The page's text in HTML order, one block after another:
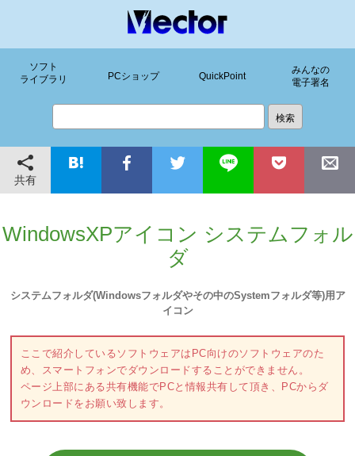
ソフト
ライブラリ
PCショップ QuickPoint
みんなの
電子署名
共有
WindowsXPアイコン システムフォル
ダ
システムフォルダ(Windowsフォルダやその中のSystemフォルダ等)用ア
イコン
ここで紹介しているソフトウェアはPC向けのソフトウェアのた
め、スマートフォンでダウンロードすることができません。
ページ上部にある共有機能でPCと情報共有して頂き、PCからダ
ウンロードをお願い致します。